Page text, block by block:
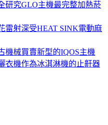
研究GLO主機最完整加熱菸
雷射深受HEAT SINK電動麻
機械買賣新型的IQOS主機
衣機作為冰淇淋機的止鼾器